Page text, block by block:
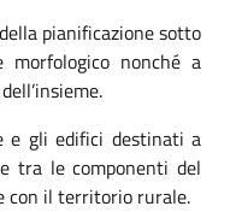
pianificazione sotto
morfologico nonché a
e gli edifici destinati a
tra le componenti del
con il territorio rurale.